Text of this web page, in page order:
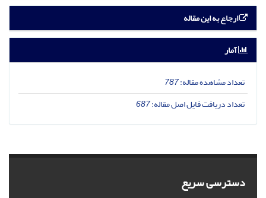
ارجاع به این مقاله
آمار
تعداد مشاهده مقاله:787
تعداد دریافت فایل اصل مقاله:687
دسترسی سریع